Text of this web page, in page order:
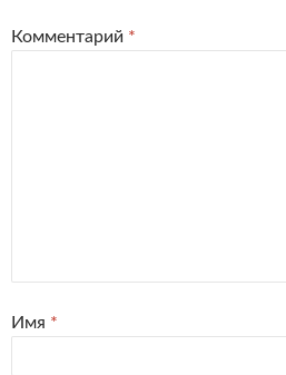
Комментарий *
Имя *